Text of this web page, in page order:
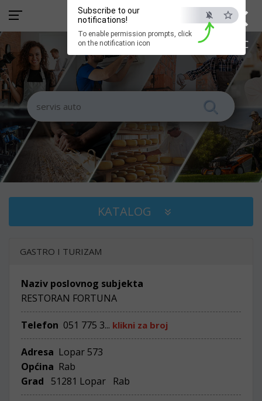
×
ESC
Subscribe to our
notifications!
To enable permission prompts, click
on the notification icon
KATALOG
GASTRO I TURIZAM
Naziv poslovnog subjekta
RESTORAN FORTUNA
Telefon 051 775 3... klikni za broj
Adresa Lopar 573
Općina Rab
Grad
51281 Lopar Rab